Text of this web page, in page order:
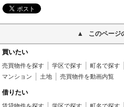
このページ
買いたい
売買物件を探す 学区で探す 町名で探す
マンション
土地 売買物件を動画内覧
借りたい